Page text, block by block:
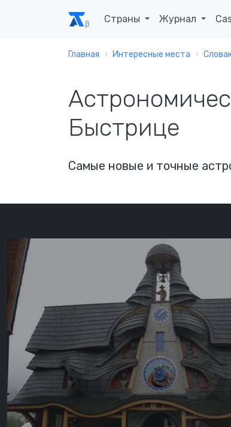
Страны Журнал
Главная Интересные места
Быстрице
Самые новые и точные